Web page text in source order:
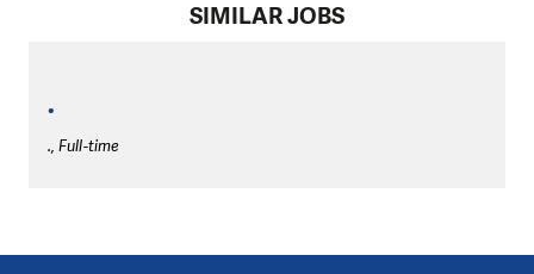
SIMILAR JOBS
.
., Full-time